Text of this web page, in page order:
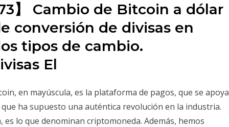
】 Cambio de Bitcoin a dólar
conversión de divisas en
tipos de cambio.
El
en mayúscula, es la plataforma de pagos, que se apoya
ha supuesto una auténtica revolución en la industria.
es lo que denominan criptomoneda. Además, hemos